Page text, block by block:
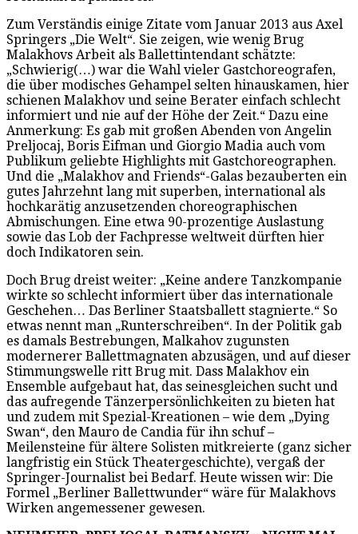
Zum Verständis einige Zitate vom Januar 2013 aus Axel
Springers „Die Welt“. Sie zeigen, wie wenig Brug
Malakhovs Arbeit als Ballettintendant schätzte:
„Schwierig(…) war die Wahl vieler Gastchoreografen,
die über modisches Gehampel selten hinauskamen, hier
schienen Malakhov und seine Berater einfach schlecht
informiert und nie auf der Höhe der Zeit.“ Dazu eine
Anmerkung: Es gab mit großen Abenden von Angelin
Preljocaj, Boris Eifman und Giorgio Madia auch vom
Publikum geliebte Highlights mit Gastchoreographen.
Und die „Malakhov and Friends“-Galas bezauberten ein
gutes Jahrzehnt lang mit superben, international als
hochkarätig anzusetzenden choreographischen
Abmischungen. Eine etwa 90-prozentige Auslastung
sowie das Lob der Fachpresse weltweit dürften hier
doch Indikatoren sein.
Doch Brug dreist weiter: „Keine andere Tanzkompanie
wirkte so schlecht informiert über das internationale
Geschehen… Das Berliner Staatsballett stagnierte.“ So
etwas nennt man „Runterschreiben“. In der Politik gab
es damals Bestrebungen, Malkahov zugunsten
modernerer Ballettmagnaten abzusägen, und auf dieser
Stimmungswelle ritt Brug mit. Dass Malakhov ein
Ensemble aufgebaut hat, das seinesgleichen sucht und
das aufregende Tänzerpersönlichkeiten zu bieten hat
und zudem mit Spezial-Kreationen – wie dem „Dying
Swan“, den Mauro de Candia für ihn schuf –
Meilensteine für ältere Solisten mitkreierte (ganz sicher
langfristig ein Stück Theatergeschichte), vergaß der
Springer-Journalist bei Bedarf. Heute wissen wir: Die
Formel „Berliner Ballettwunder“ wäre für Malakhovs
Wirken angemessener gewesen.